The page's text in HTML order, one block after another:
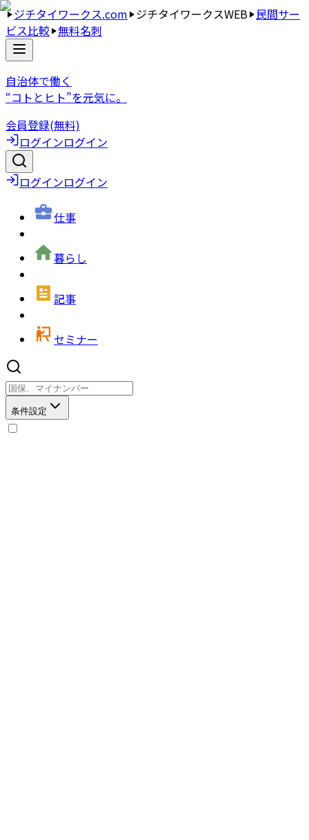
ジチタイワークス.com ジチタイワークスWEB 民間サー
ビス比較 無料名刺
自治体で働く
“コトとヒト”を元気に。
会員登録(無料)
ログインログイン
ログインログイン
仕事
暮らし
記事
セミナー
条件設定